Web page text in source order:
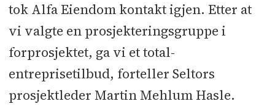
tok Alfa Eiendom kontakt igjen. Etter at
vi valgte en prosjekteringsgruppe i
forprosjektet, ga vi et total-
entreprisetilbud, forteller Seltors
prosjektleder Martin Mehlum Hasle.